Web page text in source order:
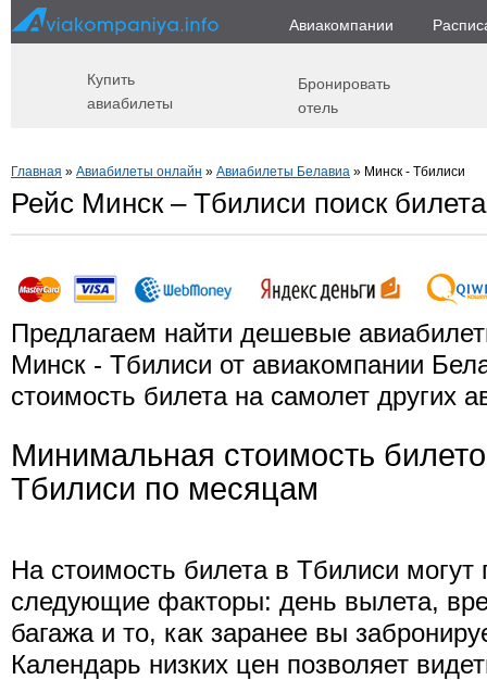
Авиакомпании
Купить
авиабилеты
Бронировать
отель
Главная » Авиабилеты онлайн » Авиабилеты Белавиа » Минск - Тбилиси
Рейс Минск – Тбилиси поиск
Предлагаем найти дешевые
Минск - Тбилиси от авиакомпании
стоимость билета на самолет других
Минимальная стоимость
Тбилиси по месяцам
На стоимость билета в Тбилиси могут
следующие факторы: день вылета,
багажа и то, как заранее вы
Календарь низких цен позволяет